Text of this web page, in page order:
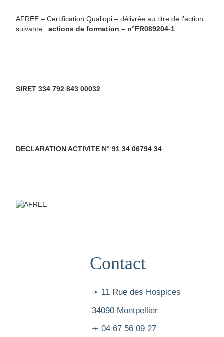
AFREE – Certification Qualiopi – délivrée au titre de l’action
suivante : actions de formation – n°FR089204-1
SIRET 334 792 843 00032
DECLARATION ACTIVITE N° 91 34 06794 34
Contact
➛ 11 Rue des Hospices
34090 Montpellier
➛ 04 67 56 09 27